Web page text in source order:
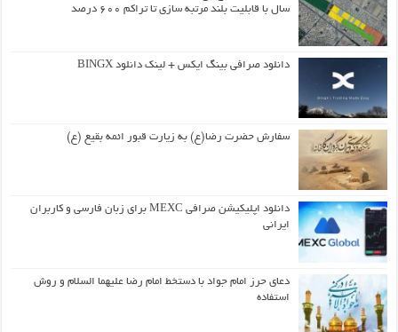
سال با قابلیت بلند مرتبه سازی تا تراکم ۶۰۰ درصد
دانلود صرافی بینگ ایکس + لینک دانلود BINGX
سفارش حضرت رضا(ع) به زیارت قبور ائمه بقیع (ع)
دانلود اپلیکیشن صرافی MEXC برای زبان فارسی و کاربران
ایرانی
دعای حرز امام جواد با دستخط امام رضا علیهما السلام و روش
استفاده